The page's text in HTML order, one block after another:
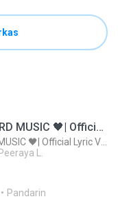
ไม่มีใครรู้ตัวเรา– UNHEARD MUSIC 🖤| Official Lyric Video | เพลงสู้ชีวิต
Peeraya L.
Pandarin